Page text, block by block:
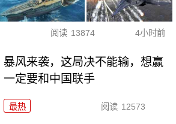
阅读 13874 4小时前
暴风来袭，这局决不能输，想赢
一定要和中国联手
最热 阅读 12573